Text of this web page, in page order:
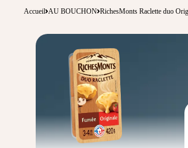
Accueil AU BOUCHON RichesMonts Raclette duo